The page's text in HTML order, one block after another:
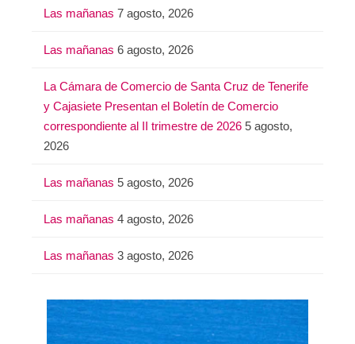
Las mañanas 7 agosto, 2026
Las mañanas 6 agosto, 2026
La Cámara de Comercio de Santa Cruz de Tenerife
y Cajasiete Presentan el Boletín de Comercio
correspondiente al II trimestre de 2026 5 agosto,
2026
Las mañanas 5 agosto, 2026
Las mañanas 4 agosto, 2026
Las mañanas 3 agosto, 2026